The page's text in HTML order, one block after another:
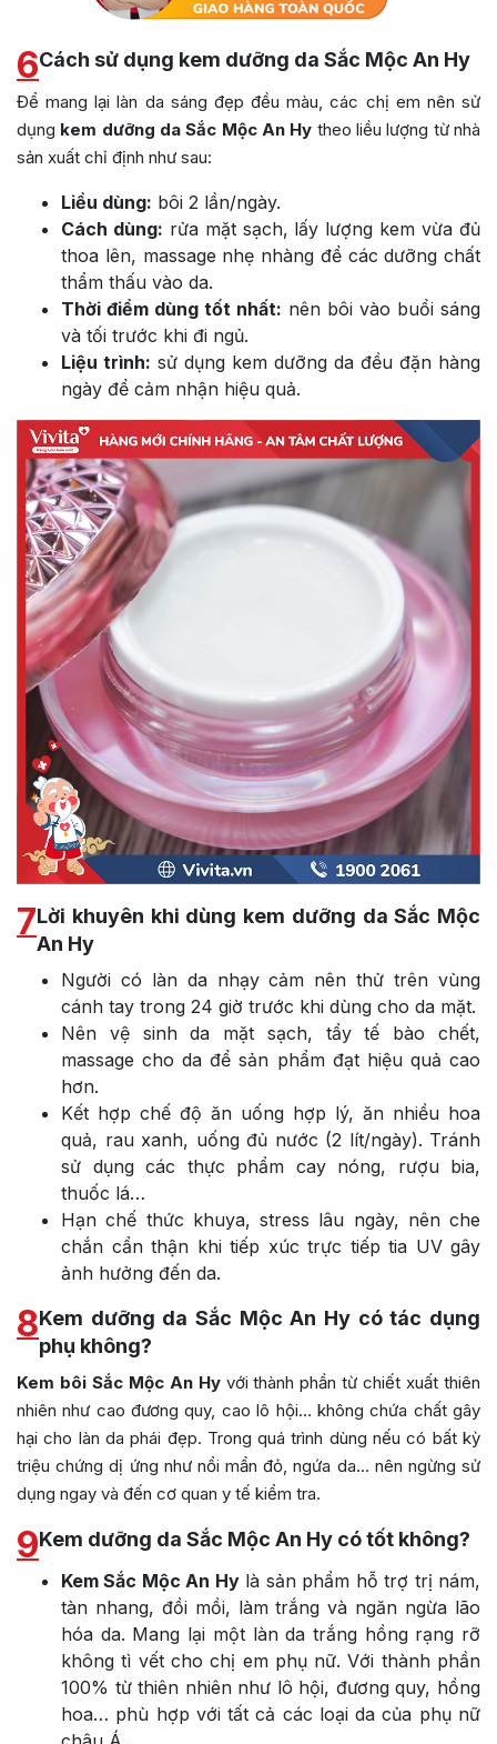
6Cách sử dụng kem dưỡng da Sắc Mộc An Hy
Để mang lại làn da sáng đẹp đều màu, các chị em nên sử
dụng kem dưỡng da Sắc Mộc An Hy theo liều lượng từ nhà
sản xuất chỉ định như sau:
Liều dùng: bôi 2 lần/ngày.
Cách dùng: rửa mặt sạch, lấy lượng kem vừa đủ
thoa lên, massage nhẹ nhàng để các dưỡng chất
thẩm thấu vào da.
Thời điểm dùng tốt nhất: nên bôi vào buổi sáng
và tối trước khi đi ngủ.
Liệu trình: sử dụng kem dưỡng da đều đặn hàng
ngày để cảm nhận hiệu quả.
7Lời khuyên khi dùng kem dưỡng da Sắc Mộc
An Hy
Người có làn da nhạy cảm nên thử trên vùng
cánh tay trong 24 giờ trước khi dùng cho da mặt.
Nên vệ sinh da mặt sạch, tẩy tế bào chết,
massage cho da để sản phẩm đạt hiệu quả cao
hơn.
Kết hợp chế độ ăn uống hợp lý, ăn nhiều hoa
quả, rau xanh, uống đủ nước (2 lít/ngày). Tránh
sử dụng các thực phẩm cay nóng, rượu bia,
thuốc lá…
Hạn chế thức khuya, stress lâu ngày, nên che
chắn cẩn thận khi tiếp xúc trực tiếp tia UV gây
ảnh hưởng đến da.
8Kem dưỡng da Sắc Mộc An Hy có tác dụng
phụ không?
Kem bôi Sắc Mộc An Hyvới thành phần từ chiết xuất thiên
nhiên như cao đương quy, cao lô hội… không chứa chất gây
hại cho làn da phái đẹp. Trong quá trình dùng nếu có bất kỳ
triệu chứng dị ứng như nổi mẩn đỏ, ngứa da… nên ngừng sử
dụng ngay và đến cơ quan y tế kiểm tra.
9Kem dưỡng da Sắc Mộc An Hy có tốt không?
Kem Sắc Mộc An Hylà sản phẩm hỗ trợ trị nám,
tàn nhang, đồi mồi, làm trắng và ngăn ngừa lão
hóa da. Mang lại một làn da trắng hồng rạng rỡ
không tì vết cho chị em phụ nữ. Với thành phần
100% từ thiên nhiên như lô hội, đương quy, hồng
hoa… phù hợp với tất cả các loại da của phụ nữ